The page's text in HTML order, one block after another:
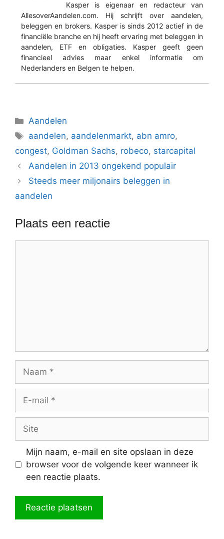
Kasper is eigenaar en redacteur van
AllesoverAandelen.com. Hij schrijft over aandelen,
beleggen en brokers. Kasper is sinds 2012 actief in de
financiële branche en hij heeft ervaring met beleggen in
aandelen, ETF en obligaties. Kasper geeft geen
financieel advies maar enkel informatie om
Nederlanders en Belgen te helpen.
Categorieën
Aandelen
Tags
aandelen, aandelenmarkt, abn amro,
congest, Goldman Sachs, robeco, starcapital
Aandelen in 2013 ongekend populair
Steeds meer miljonairs beleggen in
aandelen
Plaats een reactie
mail
Mijn naam, e-mail en site opslaan in deze
browser voor de volgende keer wanneer ik
een reactie plaats.